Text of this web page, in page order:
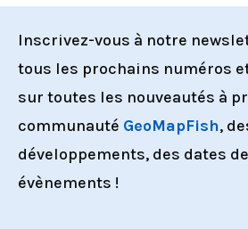
Inscrivez-vous à notre
tous les prochains numéros
sur toutes les nouveautés à
communauté GeoMapFish,
développements, des dates
évènements !